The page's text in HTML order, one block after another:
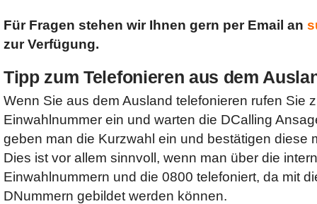
Für Fragen stehen wir Ihnen gern per Email an
zur Verfügung.
Tipp zum Telefonieren aus dem
Wenn Sie aus dem Ausland telefonieren rufen Sie
Einwahlnummer ein und warten die DCalling
geben man die Kurzwahl ein und bestätigen diese
Dies ist vor allem sinnvoll, wenn man über die
Einwahlnummern und die 0800 telefoniert, da mit
DNummern gebildet werden können.